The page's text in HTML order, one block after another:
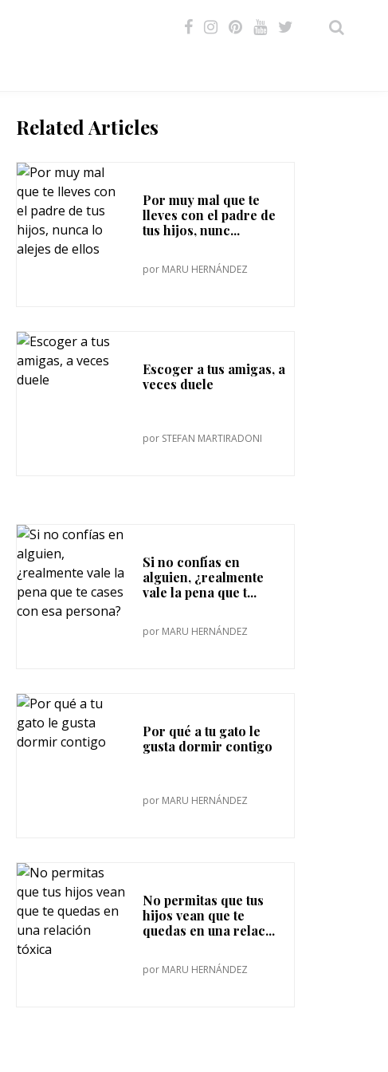
Related Articles
Por muy mal que te
lleves con el padre de
tus hijos, nunc...
por MARU HERNÁNDEZ
Escoger a tus amigas, a
veces duele
por STEFAN MARTIRADONI
Si no confías en
alguien, ¿realmente
vale la pena que t...
por MARU HERNÁNDEZ
Por qué a tu gato le
gusta dormir contigo
por MARU HERNÁNDEZ
No permitas que tus
hijos vean que te
quedas en una relac...
por MARU HERNÁNDEZ